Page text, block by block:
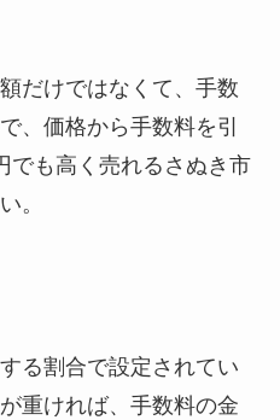
だけではなくて、手数
、価格から手数料を引
でも高く売れるさぬき市
。
る割合で設定されてい
重ければ、手数料の金